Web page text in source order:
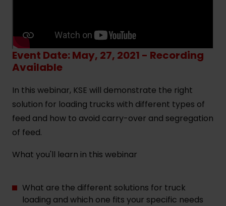
Event Date: May, 27, 2021 - Recording
Available
In this webinar, KSE will demonstrate the right
solution for loading trucks with different types of
feed and how to avoid carry-over and segregation
of feed.
What you'll learn in this webinar
What are the different solutions for truck
loading and which one fits your specific needs